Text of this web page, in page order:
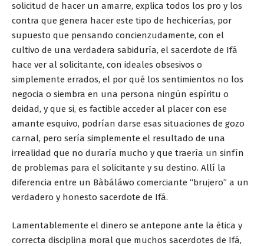
solicitud de hacer un amarre, explica todos los pro y los
contra que genera hacer este tipo de hechicerías, por
supuesto que pensando concienzudamente, con el
cultivo de una verdadera sabiduría, el sacerdote de Ifá
hace ver al solicitante, con ideales obsesivos o
simplemente errados, el por qué los sentimientos no los
negocia o siembra en una persona ningún espíritu o
deidad, y que si, es factible acceder al placer con ese
amante esquivo, podrían darse esas situaciones de gozo
carnal, pero sería simplemente el resultado de una
irrealidad que no duraría mucho y que traería un sinfín
de problemas para el solicitante y su destino. Allí la
diferencia entre un Bàbáláwo comerciante “brujero” a un
verdadero y honesto sacerdote de Ifá.
Lamentablemente el dinero se antepone ante la ética y
correcta disciplina moral que muchos sacerdotes de Ifá,